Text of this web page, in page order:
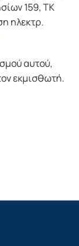
159, TK
ηλεκτρ.
αυτού,
εκμισθωτή.